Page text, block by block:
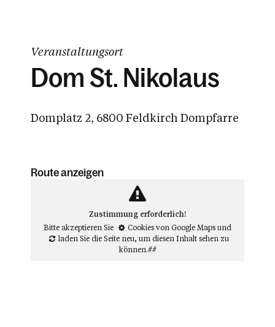
Veranstaltungsort
Dom St. Nikolaus
Domplatz 2, 6800 Feldkirch Dompfarre
Route anzeigen
Zustimmung erforderlich!
Bitte akzeptieren Sie
Cookies von Google Mapsund
laden Sie die Seite neu, um diesen Inhalt sehen zu
können.##